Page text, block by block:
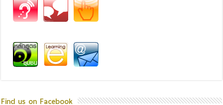
Find us on Facebook